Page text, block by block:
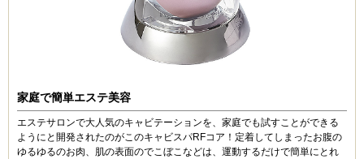
家庭で簡単エステ美容
エステサロンで大人気のキャビテーションを、家庭でも試すことができる
ようにと開発されたのがこのキャビスパRFコア！定着してしまったお腹の
ゆるゆるのお肉、肌の表面のでこぼこなどは、運動するだけで簡単にとれ